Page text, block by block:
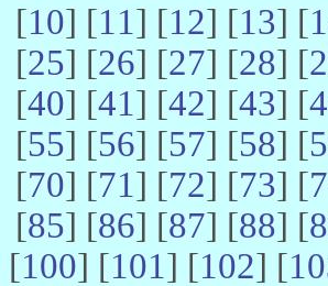
[10] [11] [12] [13] [
[25] [26] [27] [28] [
[40] [41] [42] [43] [
[55] [56] [57] [58] [
[70] [71] [72] [73] [
[85] [86] [87] [88] [
[100] [101] [102] [